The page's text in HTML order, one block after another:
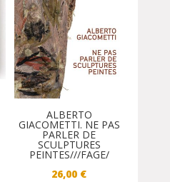
ALBERTO
GIACOMETTI. NE PAS
PARLER DE
SCULPTURES
PEINTES///FAGE/
26,00 €